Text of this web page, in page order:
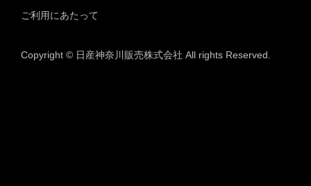
ご利用にあたって
Copyright © 日産神奈川販売株式会社 All rights Reserved.